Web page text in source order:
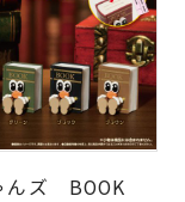
んズ BOOK